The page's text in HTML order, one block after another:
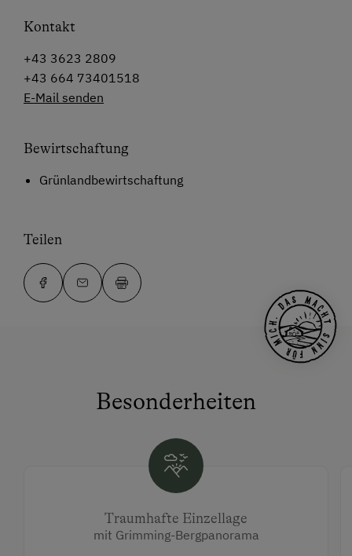
Kontakt
+43 3623 2809
+43 664 73401518
E-Mail senden
Bewirtschaftung
Grünlandbewirtschaftung
Teilen
Besonderheiten
Traumhafte Einzellage
mit Grimming-Bergpanorama